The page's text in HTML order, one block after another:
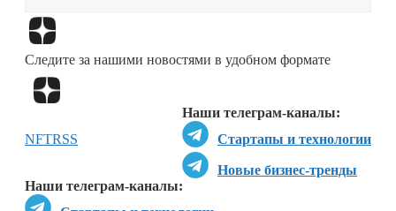
Следите за нашими новостями в удобном формате
Наши телеграм-каналы:
Стартапы и технологии
Новые бизнес-тренды
Наши телеграм-каналы:
NFTRSS